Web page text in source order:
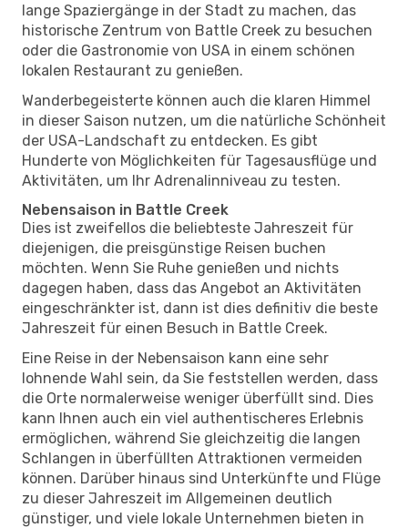
lange Spaziergänge in der Stadt zu machen, das
historische Zentrum von Battle Creek zu besuchen
oder die Gastronomie von USA in einem schönen
lokalen Restaurant zu genießen.
Wanderbegeisterte können auch die klaren Himmel
in dieser Saison nutzen, um die natürliche Schönheit
der USA-Landschaft zu entdecken. Es gibt
Hunderte von Möglichkeiten für Tagesausflüge und
Aktivitäten, um Ihr Adrenalinniveau zu testen.
Nebensaison in Battle Creek
Dies ist zweifellos die beliebteste Jahreszeit für
diejenigen, die preisgünstige Reisen buchen
möchten. Wenn Sie Ruhe genießen und nichts
dagegen haben, dass das Angebot an Aktivitäten
eingeschränkter ist, dann ist dies definitiv die beste
Jahreszeit für einen Besuch in Battle Creek.
Eine Reise in der Nebensaison kann eine sehr
lohnende Wahl sein, da Sie feststellen werden, dass
die Orte normalerweise weniger überfüllt sind. Dies
kann Ihnen auch ein viel authentischeres Erlebnis
ermöglichen, während Sie gleichzeitig die langen
Schlangen in überfüllten Attraktionen vermeiden
können. Darüber hinaus sind Unterkünfte und Flüge
zu dieser Jahreszeit im Allgemeinen deutlich
günstiger, und viele lokale Unternehmen bieten in